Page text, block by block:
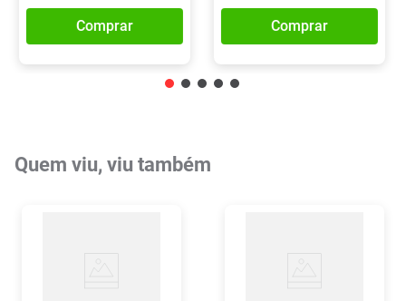
Comprar Comprar
Quem viu, viu também